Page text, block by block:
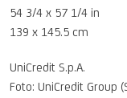
54 3/4 x 57 1/4 in
139 x 145.5 cm
UniCredit S.p.A.
Foto: UniCredit Group